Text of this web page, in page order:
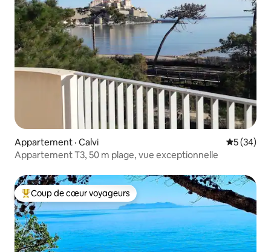
Appartement · Calvi Note
5 (34)
Appartement T3, 50 m plage, vue exceptionnelle
Coup de cœur voyageurs parmi les plus aimés
Coup de cœur voyageurs